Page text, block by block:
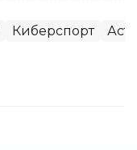
Киберспорт